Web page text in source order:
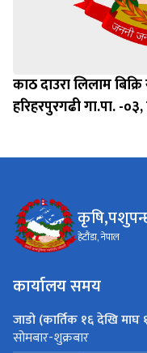
काठ दाउरा लिलाम
हरिहरपुरगढी गा.पा. -
हेटौंडा, नेपाल
कार्यालय समय
जाडो (कार्तिक १६ देखि माघ
सोमबार-शुक्रबार